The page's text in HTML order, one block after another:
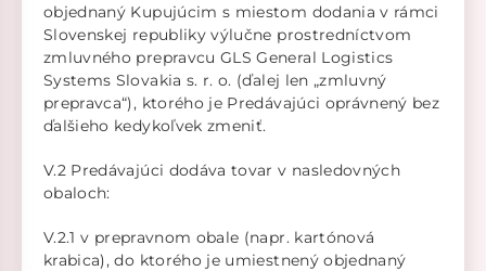
objednaný Kupujúcim s miestom dodania v rámci
Slovenskej republiky výlučne prostredníctvom
zmluvného prepravcu GLS General Logistics
Systems Slovakia s. r. o. (ďalej len „zmluvný
prepravca“), ktorého je Predávajúci oprávnený bez
ďalšieho kedykoľvek zmeniť.
V.2 Predávajúci dodáva tovar v nasledovných
obaloch:
V.2.1 v prepravnom obale (napr. kartónová
krabica), do ktorého je umiestnený objednaný